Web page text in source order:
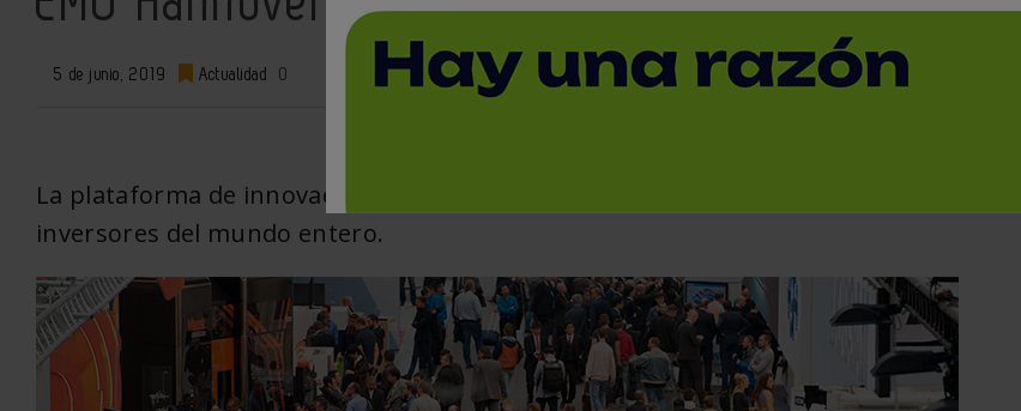
5 de junio, 2019 Actualidad 0
La plataforma de innovaciones para la elaboración del metal atrae a todo el sector y a
inversores del mundo entero.